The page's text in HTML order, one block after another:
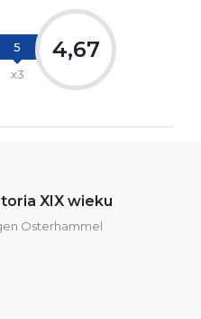
5
x3
4,67
XIX wieku
Osterhammel